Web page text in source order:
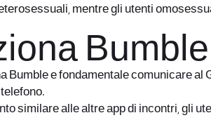
mentre gli utenti
Bumble
e fondamentale comunicare
similare alle altre app di incontri, gli